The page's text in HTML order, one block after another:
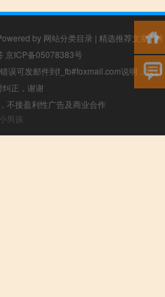
by 网站分类目录 | 精选推荐文章|网
京ICP备05078383号
误可发邮件到f_fb#foxmail.com说明，我们
纠正，谢谢
不接盈利性广告及商业合作
小男孩